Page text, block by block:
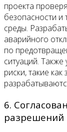
проекта
безопасности
среды.
аварийного
по
ситуаций.
риски, такие
6.
разрешений